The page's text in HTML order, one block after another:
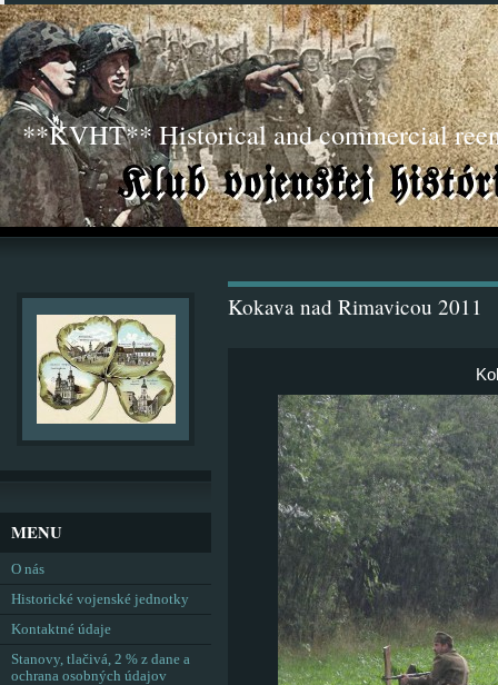
**KVHT** Historical and commercial
Kokava nad Rimavicou 2011
MENU
O nás
Historické vojenské jednotky
Kontaktné údaje
Stanovy, tlačivá, 2 % z dane a
ochrana osobných údajov